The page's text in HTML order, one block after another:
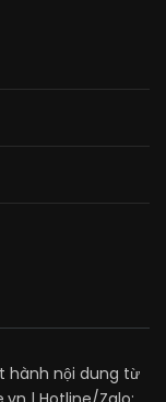
hành nội dung từ